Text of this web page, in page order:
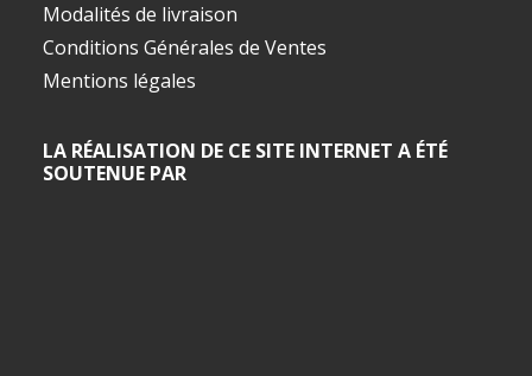
Modalités de livraison
Conditions Générales de Ventes
Mentions légales
LA RÉALISATION DE CE SITE INTERNET A ÉTÉ
SOUTENUE PAR